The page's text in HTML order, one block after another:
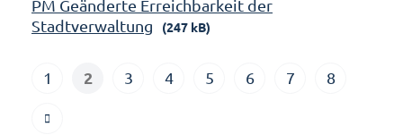
PM Geänderte Erreichbarkeit der
Stadtverwaltung
(247 kB)
1 2 3 4 5 6 7 8